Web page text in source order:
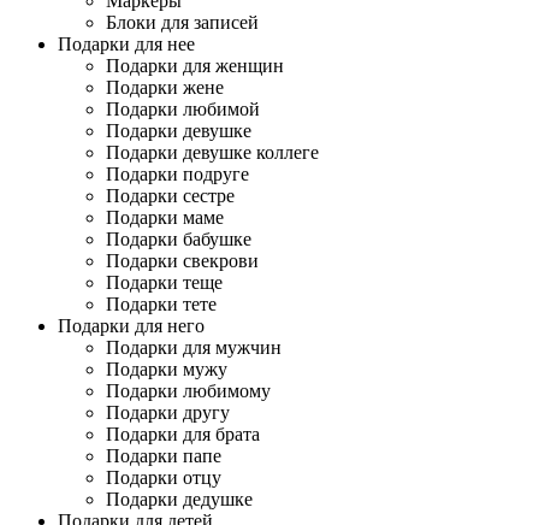
Блоки для записей
Подарки для нее
Подарки для женщин
Подарки жене
Подарки любимой
Подарки девушке
Подарки девушке коллеге
Подарки подруге
Подарки сестре
Подарки маме
Подарки бабушке
Подарки свекрови
Подарки теще
Подарки тете
Подарки для него
Подарки для мужчин
Подарки мужу
Подарки любимому
Подарки другу
Подарки для брата
Подарки папе
Подарки отцу
Подарки дедушке
Подарки для детей